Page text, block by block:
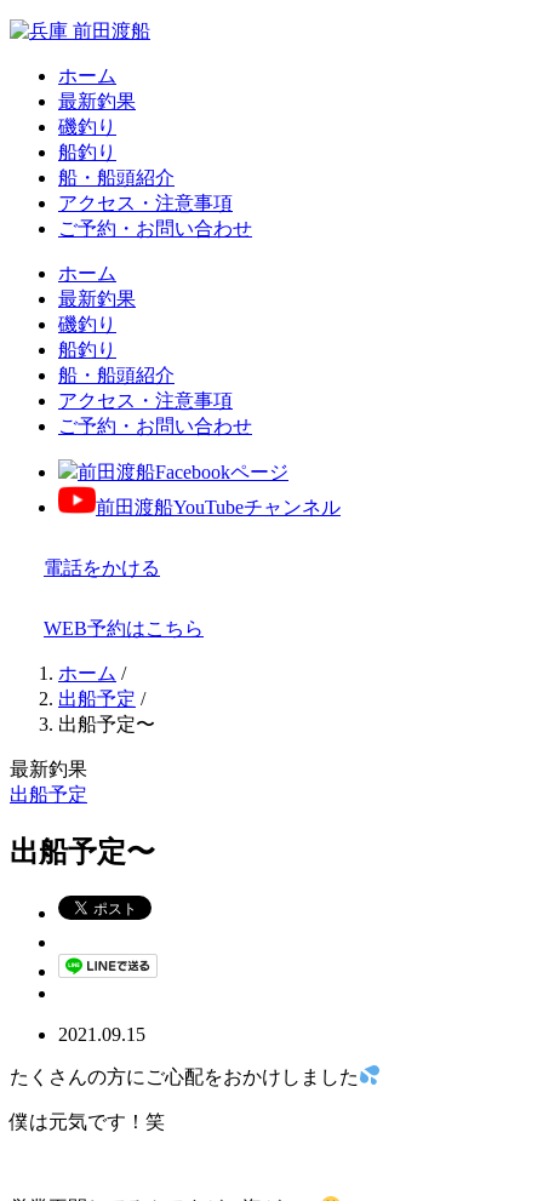
ホーム
最新釣果
磯釣り
船釣り
船・船頭紹介
アクセス・注意事項
ご予約・お問い合わせ
ホーム
最新釣果
磯釣り
船釣り
船・船頭紹介
アクセス・注意事項
ご予約・お問い合わせ
前田渡船Facebookページ
前田渡船YouTubeチャンネル
電話をかける
WEB予約はこちら
ホーム /
出船予定 /
出船予定〜
最新釣果
出船予定
出船予定〜
2021.09.15
たくさんの方にご心配をおかけしました
僕は元気です！笑